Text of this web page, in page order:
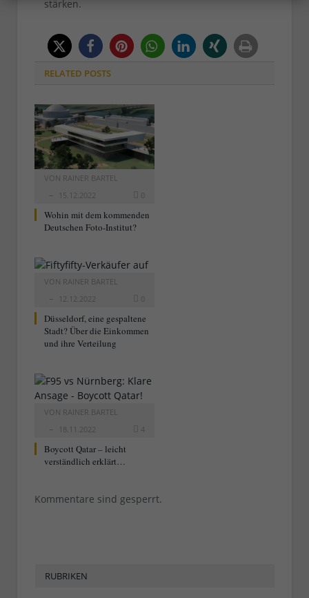
stärken.
RELATED POSTS
VON RAINER BARTEL
15.12.2022
0
Wohin mit dem kommenden
Deutschen Foto-Institut?
VON RAINER BARTEL
12.12.2022
0
Düsseldorf, eine gespaltene
Stadt? Über die Einkommen
und ihre Verteilung
VON RAINER BARTEL
18.11.2022
4
Boycott Qatar – leicht
verständlich erklärt…
Kommentare sind gesperrt.
RUBRIKEN